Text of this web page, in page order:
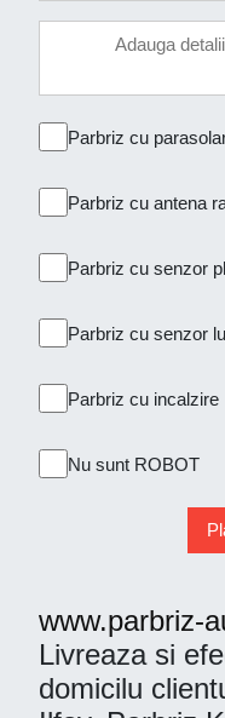
Parbriz cu
Parbriz cu antena
Parbriz cu senzor
Parbriz cu senzor
Parbriz cu incalzire
Nu sunt ROBOT
www.parbriz-
Livreaza si
domicilu